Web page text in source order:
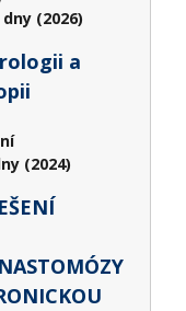
(2026)
a
(2024)